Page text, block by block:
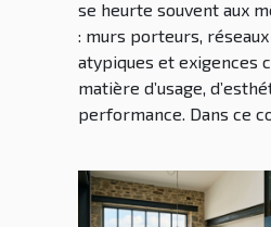
se heurte souvent aux
: murs porteurs,
atypiques et exigences
matière d’usage,
performance. Dans ce